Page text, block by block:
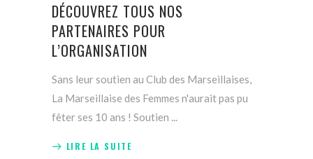
DÉCOUVREZ TOUS NOS
PARTENAIRES POUR
L’ORGANISATION
Sans leur soutien au Club des Marseillaises,
La Marseillaise des Femmes n'aurait pas pu
fêter ses 10 ans ! Soutien
LIRE LA SUITE